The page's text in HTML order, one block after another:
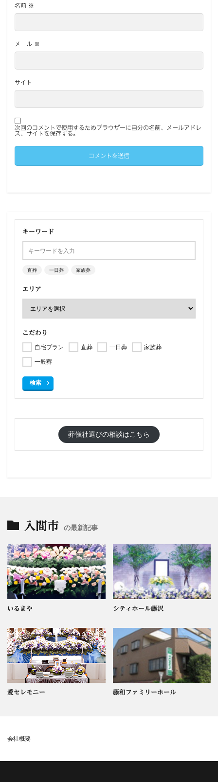
名前 ※
メール ※
サイト
次回のコメントで使用するためブラウザーに自分の名前、メールアドレ
ス、サイトを保存する。
キーワード
直葬 一日葬 家族葬
エリア
こだわり
自宅プラン 直葬 一日葬
家族葬
一般葬
検索
葬儀社選びの相談はこちら
入間市 の最新記事
いるまや シティホール藤沢
愛セレモニー 藤和ファミリーホール
会社概要